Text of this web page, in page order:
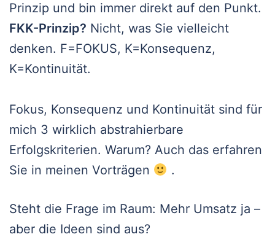
Prinzip und bin immer direkt auf den Punkt.
FKK-Prinzip? Nicht, was Sie vielleicht
denken. F=FOKUS, K=Konsequenz,
K=Kontinuität.
Fokus, Konsequenz und Kontinuität sind für
mich 3 wirklich abstrahierbare
Erfolgskriterien. Warum? Auch das erfahren
Sie in meinen Vorträgen
.
Steht die Frage im Raum: Mehr Umsatz ja –
aber die Ideen sind aus?